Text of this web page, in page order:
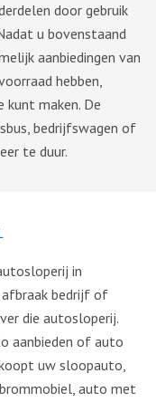
door gebruik
u bovenstaand
aanbiedingen van
hebben,
kunt maken. De
bedrijfswagen of
te duur.
in
bedrijf of
die autosloperij.
aanbieden of auto
uw sloopauto,
auto met